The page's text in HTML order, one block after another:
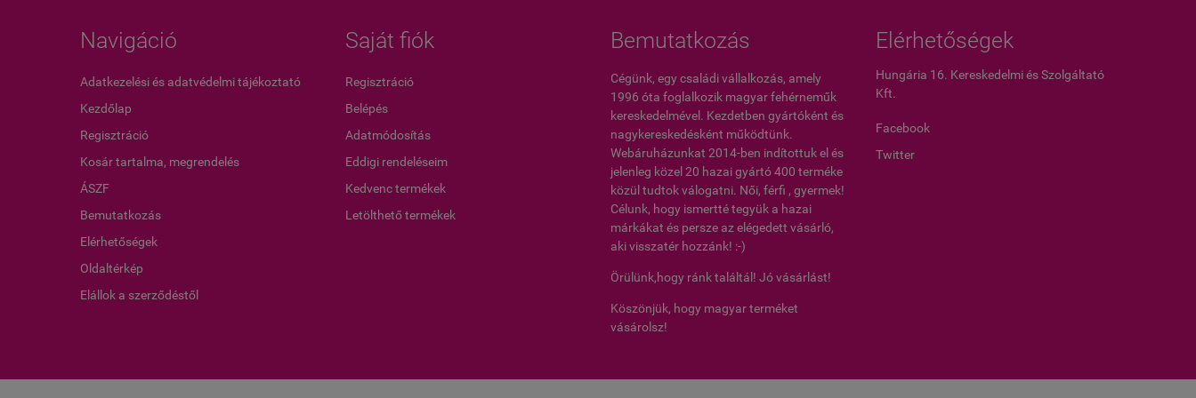
Navigáció
Adatkezelési és adatvédelmi tájékoztató
Kezdőlap
Regisztráció
Kosár tartalma, megrendelés
ÁSZF
Bemutatkozás
Elérhetőségek
Oldaltérkép
Elállok a szerződéstől
Saját fiók
Regisztráció
Belépés
Adatmódosítás
Eddigi rendeléseim
Kedvenc termékek
Letölthető termékek
Bemutatkozás
Cégünk, egy családi vállalkozás, amely
1996 óta foglalkozik magyar fehérneműk
kereskedelmével. Kezdetben gyártóként és
nagykereskedésként működtünk.
Webáruházunkat 2014-ben indítottuk el és
jelenleg közel 20 hazai gyártó 400 terméke
közül tudtok válogatni. Női, férfi , gyermek!
Célunk, hogy ismertté tegyük a hazai
márkákat és persze az elégedett vásárló,
aki visszatér hozzánk! :-)
Örülünk,hogy ránk találtál! Jó vásárlást!
Köszönjük, hogy magyar terméket
vásárolsz!
Elérhetőségek
Hungária 16. Kereskedelmi és Szolgáltató
Kft.
Facebook
Twitter